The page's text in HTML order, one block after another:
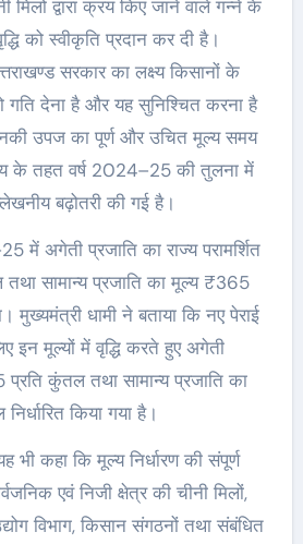
मिलों द्वारा क्रय किए जाने वाले गन्ने के
को स्वीकृति प्रदान कर दी है।
सरकार का लक्ष्य किसानों के
देना है और यह सुनिश्चित करना है
उपज का पूर्ण और उचित मूल्य समय
के तहत वर्ष 2024–25 की तुलना में
बढ़ोतरी की गई है।
में अगेती प्रजाति का राज्य परामर्शित
सामान्य प्रजाति का मूल्य ₹365
मुख्यमंत्री धामी ने बताया कि नए पेराई
मूल्यों में वृद्धि करते हुए अगेती
कुंतल तथा सामान्य प्रजाति का
किया गया है।
भी कहा कि मूल्य निर्धारण की संपूर्ण
एवं निजी क्षेत्र की चीनी मिलों,
विभाग, किसान संगठनों तथा संबंधित